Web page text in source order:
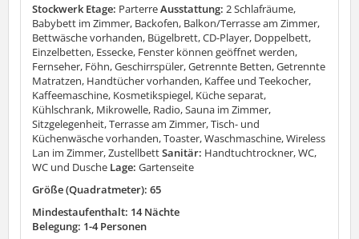
Stockwerk Etage: ParterreAusstattung: 2 Schlafräume,
Babybett im Zimmer, Backofen, Balkon/Terrasse am Zimmer,
Bettwäsche vorhanden, Bügelbrett, CD-Player, Doppelbett,
Einzelbetten, Essecke, Fenster können geöffnet werden,
Fernseher, Föhn, Geschirrspüler, Getrennte Betten, Getrennte
Matratzen, Handtücher vorhanden, Kaffee und Teekocher,
Kaffeemaschine, Kosmetikspiegel, Küche separat,
Kühlschrank, Mikrowelle, Radio, Sauna im Zimmer,
Sitzgelegenheit, Terrasse am Zimmer, Tisch- und
Küchenwäsche vorhanden, Toaster, Waschmaschine, Wireless
Lan im Zimmer, ZustellbettSanitär: Handtuchtrockner, WC,
WC und Dusche Lage: Gartenseite
Größe (Quadratmeter): 65
Mindestaufenthalt: 14 Nächte
Belegung: 1-4 Personen